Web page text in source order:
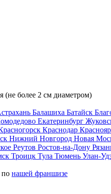
(не более 2 см диаметром)
Балашиха Батайск
Екатеринбург
Краснодар
Нижний Новгород Новая
Реутов Ростов-на-Дону
Троицк Тула Тюмень Улан-
по нашей франшизе